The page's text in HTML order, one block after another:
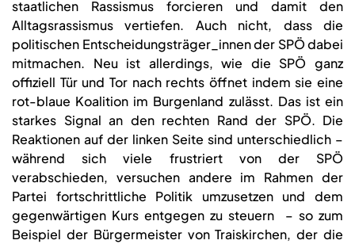
staatlichen Rassismus forcieren und damit den
Alltagsrassismus vertiefen. Auch nicht, dass die
politischen Entscheidungsträger_innen der SPÖ dabei
mitmachen. Neu ist allerdings, wie die SPÖ ganz
offiziell Tür und Tor nach rechts öffnet indem sie eine
rot-blaue Koalition im Burgenland zulässt. Das ist ein
starkes Signal an den rechten Rand der SPÖ. Die
Reaktionen auf der linken Seite sind unterschiedlich –
während sich viele frustriert von der SPÖ
verabschieden, versuchen andere im Rahmen der
Partei fortschrittliche Politik umzusetzen und dem
gegenwärtigen Kurs entgegen zu steuern – so zum
Beispiel der Bürgermeister von Traiskirchen, der die